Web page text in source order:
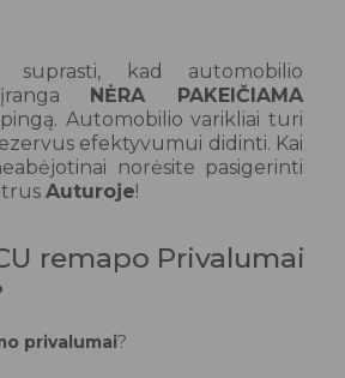
suprasti, kad automobilio
NĖRA PAKEIČIAMA
Automobilio varikliai turi
efektyvumui didinti. Kai
norėsite pasigerinti
Auturoje!
remapo Privalumai
privalumai?